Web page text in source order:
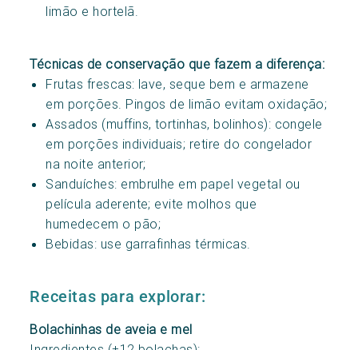
limão e hortelã.
Técnicas de conservação que fazem a diferença:
Frutas frescas: lave, seque bem e armazene
em porções. Pingos de limão evitam oxidação;
Assados (muffins, tortinhas, bolinhos): congele
em porções individuais; retire do congelador
na noite anterior;
Sanduíches: embrulhe em papel vegetal ou
película aderente; evite molhos que
humedecem o pão;
Bebidas: use garrafinhas térmicas.
Receitas para explorar:
Bolachinhas de aveia e mel